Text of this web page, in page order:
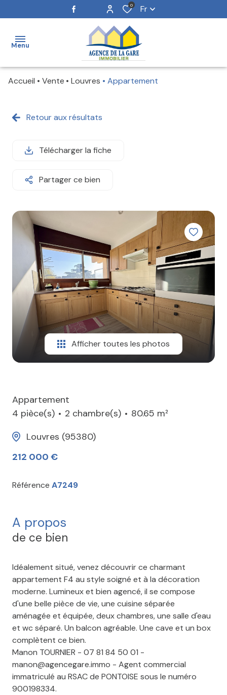
0 Fr
Menu
NOS
ESTIMATION
ÉQUIPE
ALERTE
E-MAIL
CONTACT
Accueil Vente Louvres Appartement
Retour aux résultats
Télécharger la fiche
Partager ce bien
Afficher toutes les photos
Appartement
4 pièce(s)
2 chambre(s)
80.65 m²
Louvres (95380)
212 000 €
Référence A7249
A propos
de ce bien
Idéalement situé, venez découvrir ce charmant
appartement F4 au style soigné et à la décoration
moderne. Lumineux et bien agencé, il se compose
d'une belle pièce de vie, une cuisine séparée
aménagée et équipée, deux chambres, une salle d'eau
et wc séparé. Un balcon agréable. Une cave et un box
complètent ce bien.
Manon TOURNIER - 07 81 84 50 01 -
manon@agencegare.immo - Agent commercial
immatriculé au RSAC de PONTOISE sous le numéro
900198334.